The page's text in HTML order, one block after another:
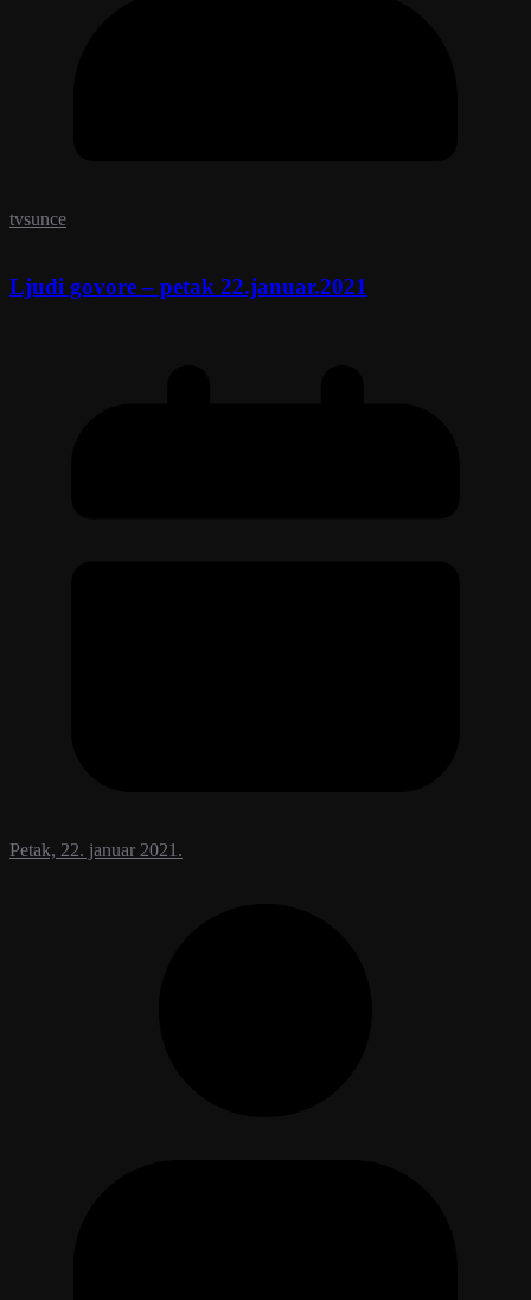
tvsunce
Ljudi govore – petak 22.januar.2021
Petak, 22. januar 2021.